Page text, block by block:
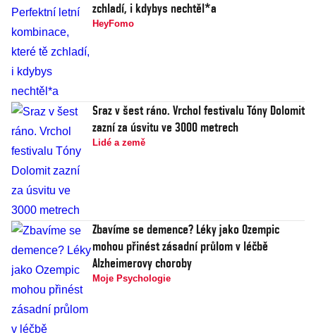
zchladí, i kdybys nechtěl*a
HeyFomo
Sraz v šest ráno. Vrchol festivalu Tóny Dolomit
zazní za úsvitu ve 3000 metrech
Lidé a země
Zbavíme se demence? Léky jako Ozempic
mohou přinést zásadní průlom v léčbě
Alzheimerovy choroby
Moje Psychologie